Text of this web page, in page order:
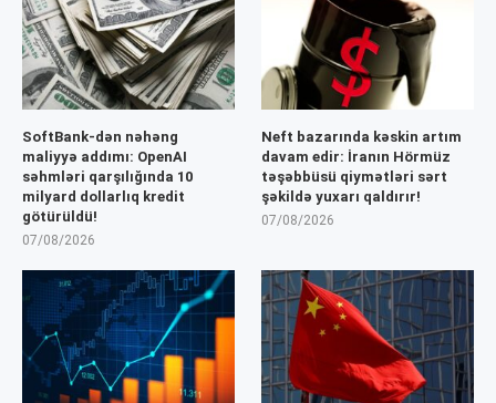
SoftBank-dən nəhəng
maliyyə addımı: OpenAI
səhmləri qarşılığında 10
milyard dollarlıq kredit
götürüldü!
07/08/2026
Neft bazarında kəskin artım
davam edir: İranın Hörmüz
təşəbbüsü qiymətləri sərt
şəkildə yuxarı qaldırır!
07/08/2026